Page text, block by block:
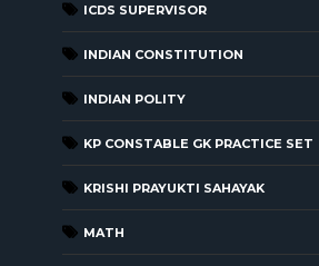
ICDS SUPERVISOR
INDIAN CONSTITUTION
INDIAN POLITY
KP CONSTABLE GK PRACTICE SET
KRISHI PRAYUKTI SAHAYAK
MATH